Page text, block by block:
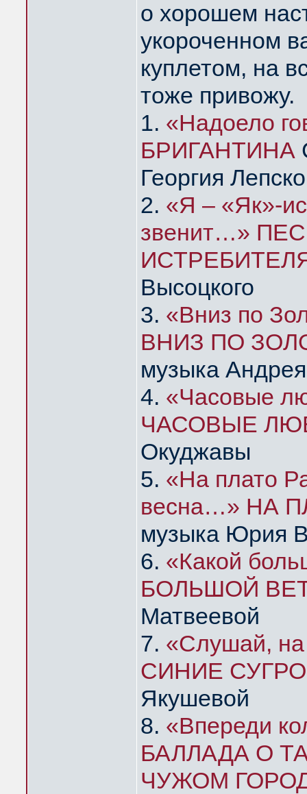
о хорошем
укороченном
куплетом, на
тоже привожу.
1. «Надоело
БРИГАНТИНА
Георгия
2. «Я – «Як»-
звенит…»
Высоцкого
3. «Вниз по
ВНИЗ ПО
музыка
4. «Часовые
ЧАСОВЫЕ
Окуджавы
5. «На плато
весна…» НА
музыка Юрия
6. «Какой
БОЛЬШОЙ
Матвеевой
7. «Слушай,
СИНИЕ
Якушевой
8. «Впереди
БАЛЛАДА О
ЧУЖОМ